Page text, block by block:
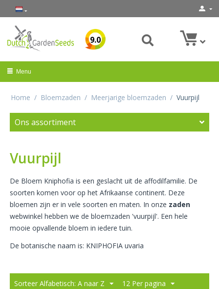
9.0
Menu
Home / Bloemzaden / Meerjarige bloemzaden / Vuurpijl
Ons assortiment
Vuurpijl
De Bloem Kniphofia is een geslacht uit de affodilfamilie. De
soorten komen voor op het Afrikaanse continent. Deze
bloemen zijn er in vele soorten en maten. In onze zaden
webwinkel hebben we de bloemzaden 'vuurpijl'. Een hele
mooie opvallende bloem in iedere tuin.
De botanische naam is: KNIPHOFIA uvaria
Sorteer Alfabetisch: A naar Z 12 Per pagina